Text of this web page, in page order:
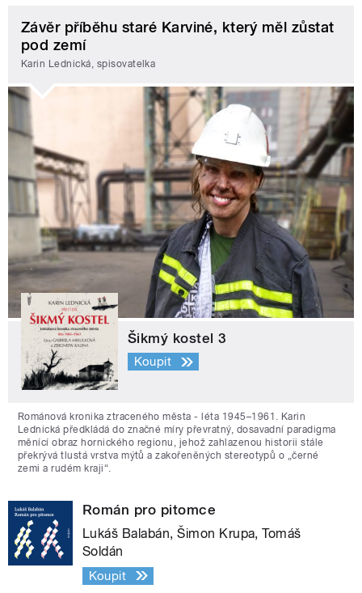
Závěr příběhu staré Karviné, který měl zůstat
pod zemí
Karin Lednická, spisovatelka
Šikmý kostel 3
Koupit
Románová kronika ztraceného města - léta 1945–1961. Karin
Lednická předkládá do značné míry převratný, dosavadní paradigma
měnící obraz hornického regionu, jehož zahlazenou historii stále
překrývá tlustá vrstva mýtů a zakořeněných stereotypů o „černé
zemi a rudém kraji“.
Román pro pitomce
Lukáš Balabán, Šimon Krupa, Tomáš
Soldán
Koupit